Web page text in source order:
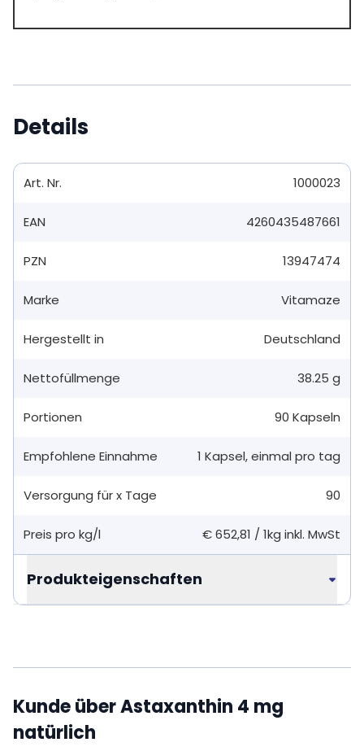
Details
Art. Nr. 1000023
EAN 4260435487661
PZN 13947474
Marke Vitamaze
Hergestellt in Deutschland
Nettofüllmenge 38.25 g
Portionen 90 Kapseln
Empfohlene Einnahme 1 Kapsel,einmal pro tag
Versorgung für x Tage 90
Preis pro kg/l € 652,81 / 1kg inkl. MwSt
Produkteigenschaften
Kunde über Astaxanthin 4 mg
natürlich